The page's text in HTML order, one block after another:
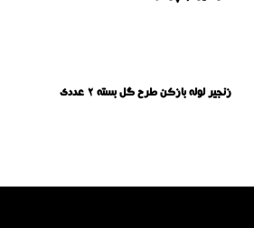
زنجیر لوله بازکن طرح گل بسته 2 عددی